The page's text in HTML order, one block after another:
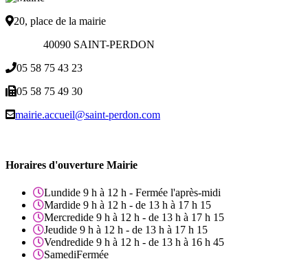
20, place de la mairie
40090 SAINT-PERDON
05 58 75 43 23
05 58 75 49 30
mairie.accueil@saint-perdon.com
Horaires d'ouverture Mairie
Lundide 9 h à 12 h - Fermée l'après-midi
Mardide 9 h à 12 h - de 13 h à 17 h 15
Mercredide 9 h à 12 h - de 13 h à 17 h 15
Jeudide 9 h à 12 h - de 13 h à 17 h 15
Vendredide 9 h à 12 h - de 13 h à 16 h 45
SamediFermée